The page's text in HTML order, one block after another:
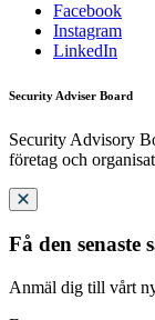
Facebook
Instagram
LinkedIn
Security Adviser Board
Security Advisory
företag och
Få den senaste
Anmäl dig till vårt